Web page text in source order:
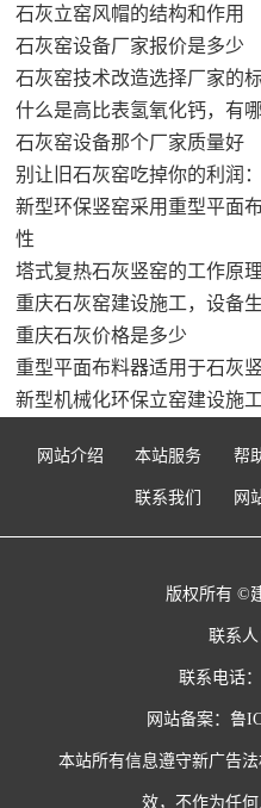
石灰立窑风帽的结构和作用
石灰窑设备厂家报价是多少
石灰窑技术改造选择厂家的
什么是高比表氢氧化钙，有
石灰窑设备那个厂家质量好
别让旧石灰窑吃掉你的利润
新型环保竖窑采用重型平面
性
塔式复热石灰竖窑的工作原
重庆石灰窑建设施工，设备
重庆石灰价格是多少
重型平面布料器适用于石灰
新型机械化环保立窑建设施
网站介绍 本站服务 帮
联系我们 网
版权所有 ©
联系
联系电话
网站备案： 鲁
本站所有信息遵守新广告
效，不作为任